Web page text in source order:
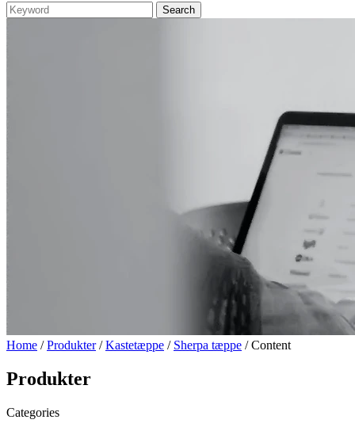
Home /Produkter/Kastetæppe / Sherpa tæppe / Content
Produkter
Categories